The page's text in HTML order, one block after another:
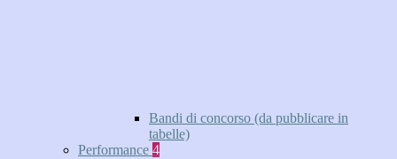
Bandi di concorso (da pubblicare in
tabelle)
Performance 4